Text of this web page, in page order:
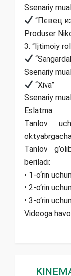
Ssenariy
“Певец
Produser
3. “Ijtimoiy
Ssenariy
“Xiva”
Ssenariy
Eslatma:
Tanlov
Tanlov
beriladi:
• 1-o‘rin
• 2-o‘rin
• 3-o‘rin
Videoga